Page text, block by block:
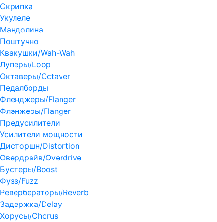
Скрипка
Укулеле
Мандолина
Поштучно
Квакушки/Wah-Wah
Луперы/Loop
Октаверы/Octaver
Педалборды
Фленджеры/Flanger
Флэнжеры/Flanger
Предусилители
Усилители мощности
Дисторшн/Distortion
Овердрайв/Overdrive
Бустеры/Boost
Фузз/Fuzz
Ревербераторы/Reverb
Задержка/Delay
Хорусы/Chorus